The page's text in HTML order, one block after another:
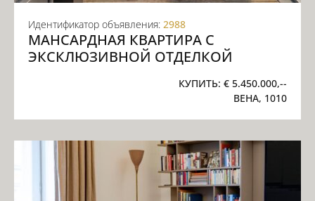
Идентификатор объявления: 2988
МАНСАРДНАЯ КВАРТИРА С
ЭКСКЛЮЗИВНОЙ ОТДЕЛКОЙ
КУПИТЬ: € 5.450.000,--
ВЕНА, 1010